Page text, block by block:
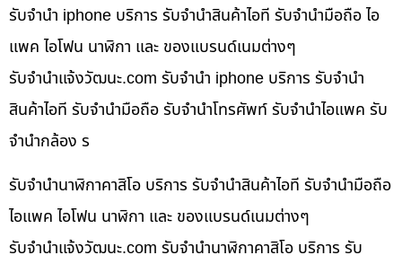
รับจำนำ iphone บริการ รับจำนำสินค้าไอที รับจำนำมือถือ ไอ
แพค ไอโฟน นาฬิกา และ ของแบรนด์เนมต่างๆ
รับจํานําแจ้งวัฒนะ.com รับจำนำ iphone บริการ รับจำนำ
สินค้าไอที รับจำนำมือถือ รับจำนำโทรศัพท์ รับจำนำไอแพค รับ
จำนำกล้อง ร
รับจำนำนาฬิกาคาสิโอ บริการ รับจำนำสินค้าไอที รับจำนำมือถือ
ไอแพค ไอโฟน นาฬิกา และ ของแบรนด์เนมต่างๆ
รับจํานําแจ้งวัฒนะ.com รับจำนำนาฬิกาคาสิโอ บริการ รับ